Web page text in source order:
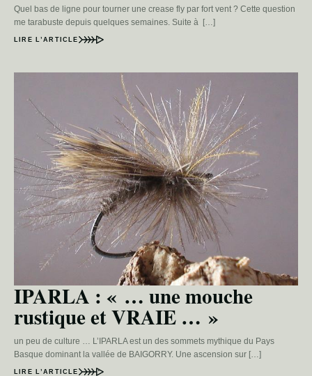
Quel bas de ligne pour tourner une crease fly par fort vent ? Cette question
me tarabuste depuis quelques semaines. Suite à […]
LIRE L’ARTICLE
IPARLA : « … une mouche
rustique et VRAIE … »
un peu de culture … L’IPARLA est un des sommets mythique du Pays
Basque dominant la vallée de BAIGORRY. Une ascension sur […]
LIRE L’ARTICLE